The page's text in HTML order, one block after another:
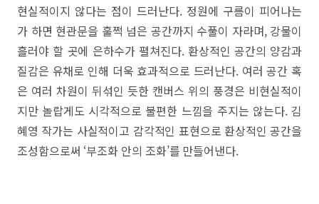
현실적이지 않다는 점이 드러난다. 정원에 구름이 피어나는
가 하면 현관문을 훌쩍 넘은 공간까지 수풀이 자라며, 강물이
흘러야 할 곳에 은하수가 펼쳐진다. 환상적인 공간의 양감과
질감은 유채로 인해 더욱 효과적으로 드러난다. 여러 공간 혹
은 여러 차원이 뒤섞인 듯한 캔버스 위의 풍경은 비현실적이
지만 놀랍게도 시각적으로 불편한 느낌을 주지는 않는다. 김
혜영 작가는 사실적이고 감각적인 표현으로 환상적인 공간을
조성함으로써 ‘부조화 안의 조화’를 만들어낸다.